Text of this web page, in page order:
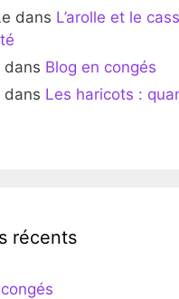
dans L’arolle et le
dans Blog en congés
dans Les haricots :
récents